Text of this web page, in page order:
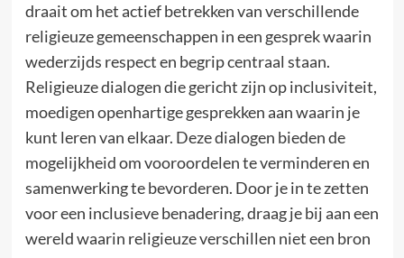
draait om het actief betrekken van verschillende
religieuze gemeenschappen in een gesprek waarin
wederzijds respect en begrip centraal staan.
Religieuze dialogen die gericht zijn op inclusiviteit,
moedigen openhartige gesprekken aan waarin je
kunt leren van elkaar. Deze dialogen bieden de
mogelijkheid om vooroordelen te verminderen en
samenwerking te bevorderen. Door je in te zetten
voor een inclusieve benadering, draag je bij aan een
wereld waarin religieuze verschillen niet een bron